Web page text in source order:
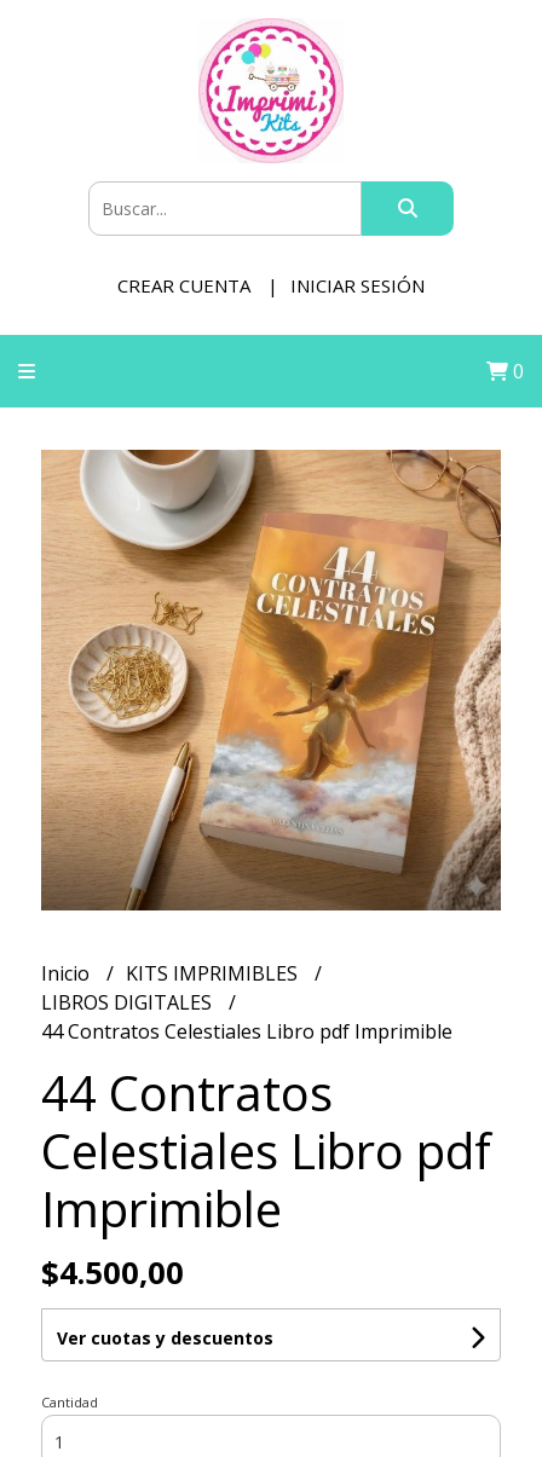
CREAR CUENTA INICIAR SESIÓN
0
Inicio
KITS IMPRIMIBLES
LIBROS DIGITALES
44 Contratos Celestiales Libro pdf Imprimible
44 Contratos
Celestiales Libro pdf
Imprimible
$4.500,00
Ver cuotas y descuentos
Cantidad